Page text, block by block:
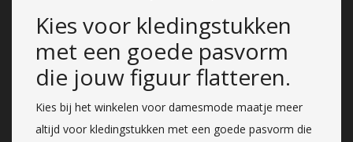
Kies voor kledingstukken
met een goede pasvorm
die jouw figuur flatteren.
Kies bij het winkelen voor damesmode maatje meer
altijd voor kledingstukken met een goede pasvorm die